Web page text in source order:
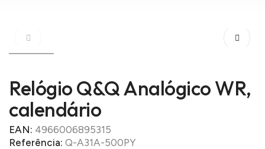
Relógio Q&Q Analógico WR,
calendário
EAN: 4966006895315
Referência: Q-A31A-500PY